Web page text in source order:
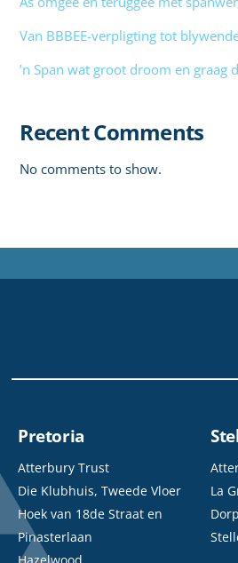
Van BBBEE-verpligting tot
’n Span wat groot droom en graag
Recent Comments
No comments to show.
Pretoria
Atterbury Trust
Die Klubhuis, Tweede Vloer
Hoek van 18de Straat en
Pinasterlaan
La